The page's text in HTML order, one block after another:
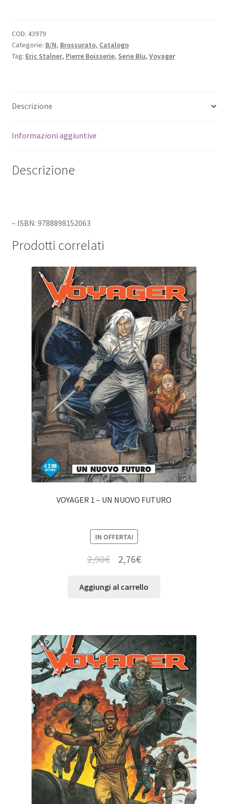
COD: 43979
Categorie: B/N, Brossurato, Catalogo
Tag: Eric Stalner, Pierre Boisserie, Serie Blu, Voyager
Descrizione
Informazioni aggiuntive
Descrizione
– ISBN: 9788898152063
Prodotti correlati
VOYAGER 1 – UN NUOVO FUTURO
IN OFFERTA!
2,90€ 2,76€
Aggiungi al carrello